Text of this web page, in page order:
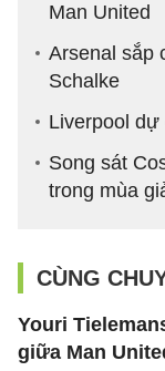
Man United
Arsenal sắp
Schalke
Liverpool dự
Song sát
trong mùa
CÙNG
Youri
giữa Man